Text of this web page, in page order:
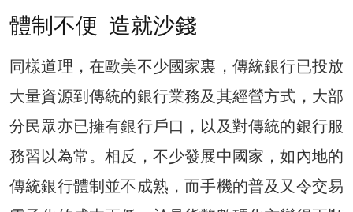
體制不便 造就沙錢
同樣道理，在歐美不少國家裏，傳統銀行已投放
大量資源到傳統的銀行業務及其經營方式，大部
分民眾亦已擁有銀行戶口，以及對傳統的銀行服
務習以為常。相反，不少發展中國家，如內地的
傳統銀行體制並不成熟，而手機的普及又令交易